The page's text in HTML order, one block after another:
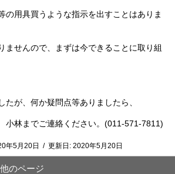
の用具買うような指示を出すことはありま
ませんので、まずは今できることに取り組
たが、何か疑問点等ありましたら、
林までご連絡ください。(011-571-7811)
年5月20日 / 更新日: 2020年5月20日
のページ